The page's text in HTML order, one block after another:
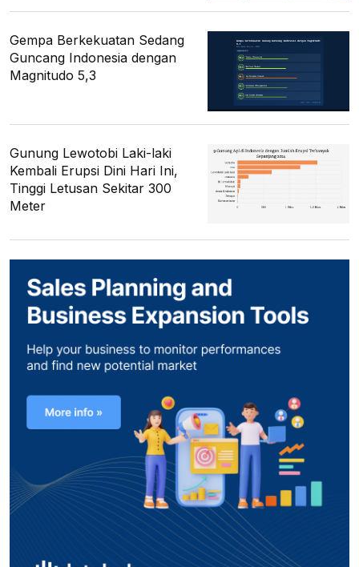
Gempa Berkekuatan Sedang
Guncang Indonesia dengan
Magnitudo 5,3
Gunung Lewotobi Laki-laki
Kembali Erupsi Dini Hari Ini,
Tinggi Letusan Sekitar 300
Meter